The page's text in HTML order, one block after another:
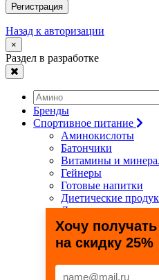
Регистрация
Назад к авторизации
×
Раздел в разработке
Бренды
Спортивное питание
Аминокислоты
Батончики
Витамины и
Гейнеры
Готовые напитки
Диетические
Для связок и
Жиросжигатели
Здоровье и
Креатин
Специальные
Хочу
на скидку 25%